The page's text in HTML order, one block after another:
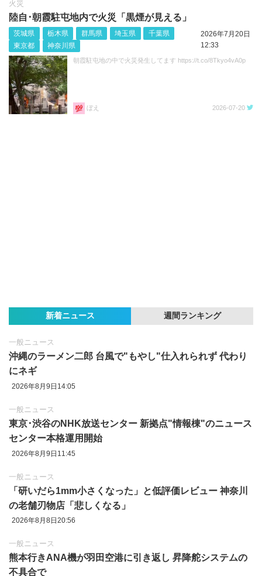
火災
陸自･朝霞駐屯地内で火災「黒煙が見える」
茨城県 栃木県 群馬県 埼玉県
千葉県
東京都
神奈川県
2026年7月20日
12:33
朝霞駐屯地の中で火災発生してます https://t.co/8Tkyo4vA0p
ぼえ 2026-07-20
新着ニュース 週間ランキング
一般ニュース
沖縄のラーメン二郎 台風で"もやし"仕入れられず 代わり
にネギ
2026年8月9日14:05
一般ニュース
東京‪･‬渋谷のNHK放送センター 新拠点"情報棟"のニュース
センター本格運用開始
2026年8月9日11:45
一般ニュース
「研いだら1mm小さくなった」と低評価レビュー 神奈川
の老舗刃物店「悲しくなる」
2026年8月8日20:56
一般ニュース
熊本行きANA機が羽田空港に引き返し 昇降舵システムの
不具合で